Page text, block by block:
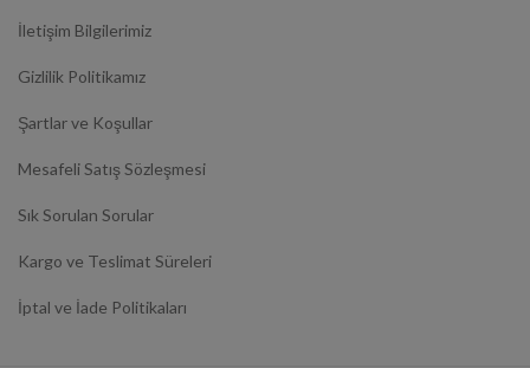
İletişim Bilgilerimiz
Gizlilik Politikamız
Şartlar ve Koşullar
Mesafeli Satış Sözleşmesi
Sık Sorulan Sorular
Kargo ve Teslimat Süreleri
İptal ve İade Politikaları